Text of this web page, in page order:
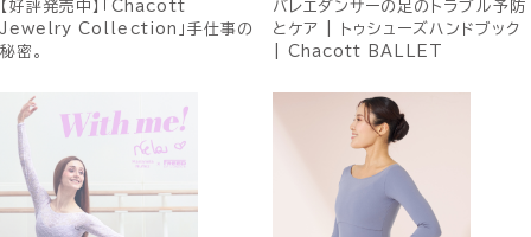
【好評発売中】「Chacott
Jewelry Collection」手仕事の
秘密。
バレエダンサーの足のトラブル予防
とケア | トゥシューズハンドブック
| Chacott BALLET